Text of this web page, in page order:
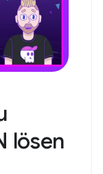
lösen